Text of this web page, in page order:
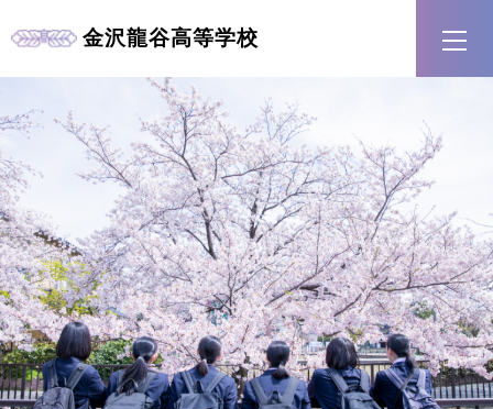
金沢龍谷高等学校